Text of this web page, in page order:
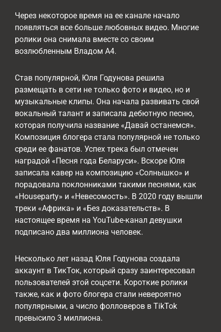
Через некоторое время на ее канале начало
появляться все больше любовных видео. Многие
ролики она снимала вместе со своим
возлюбленным Владом А4.
Став популярной, Юля Годунова решила
размещать в сети не только фото и видео, но и
музыкальные клипы. Она начала развивать свой
вокальный талант и записала дебютную песню,
которая получила название «Давай останемся».
Композиция блогера стала популярной не только
среди ее фанатов. Успех трека был отмечен
наградой «Песня года Беларуси». Вскоре Юля
записала кавер на композицию «Солнышко» и
порадовала поклонниками такими песнями, как
«Houseparty» и «Невесомость». В 2020 году вышли
треки «Африка» и «Без доказательств». В
настоящее время на YouTube-канал девушки
подписано два миллиона человек.
Несколько лет назад Юля Годунова создала
аккаунт в ТикТок, который сразу заинтересовал
пользователей этой соцсети. Короткие ролики
также, как и фото блогера стали невероятно
популярными, а число фолловеров в TikTok
превысило 3 миллиона.